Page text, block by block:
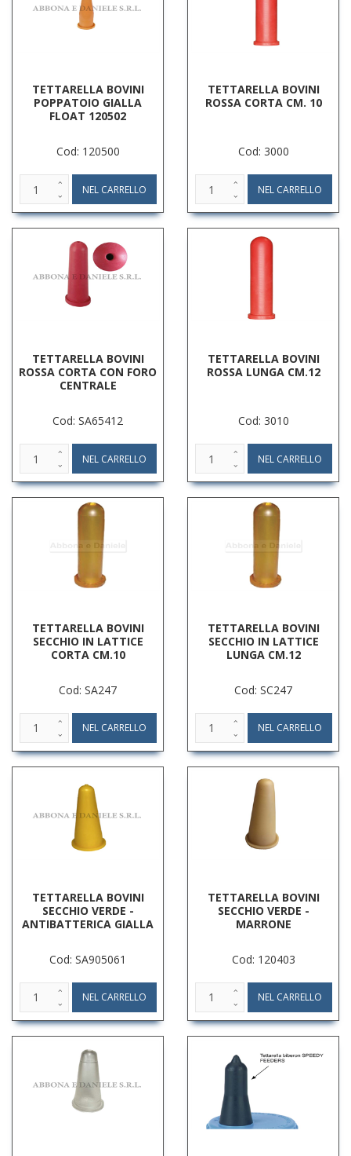
TETTARELLA BOVINI
POPPATOIO GIALLA
FLOAT 120502
Cod: 120500
TETTARELLA BOVINI
ROSSA CORTA CM. 10
Cod: 3000
TETTARELLA BOVINI
ROSSA CORTA CON FORO
CENTRALE
Cod: SA65412
TETTARELLA BOVINI
ROSSA LUNGA CM.12
Cod: 3010
TETTARELLA BOVINI
SECCHIO IN LATTICE
CORTA CM.10
Cod: SA247
TETTARELLA BOVINI
SECCHIO IN LATTICE
LUNGA CM.12
Cod: SC247
TETTARELLA BOVINI
SECCHIO VERDE -
ANTIBATTERICA GIALLA
Cod: SA905061
TETTARELLA BOVINI
SECCHIO VERDE -
MARRONE
Cod: 120403